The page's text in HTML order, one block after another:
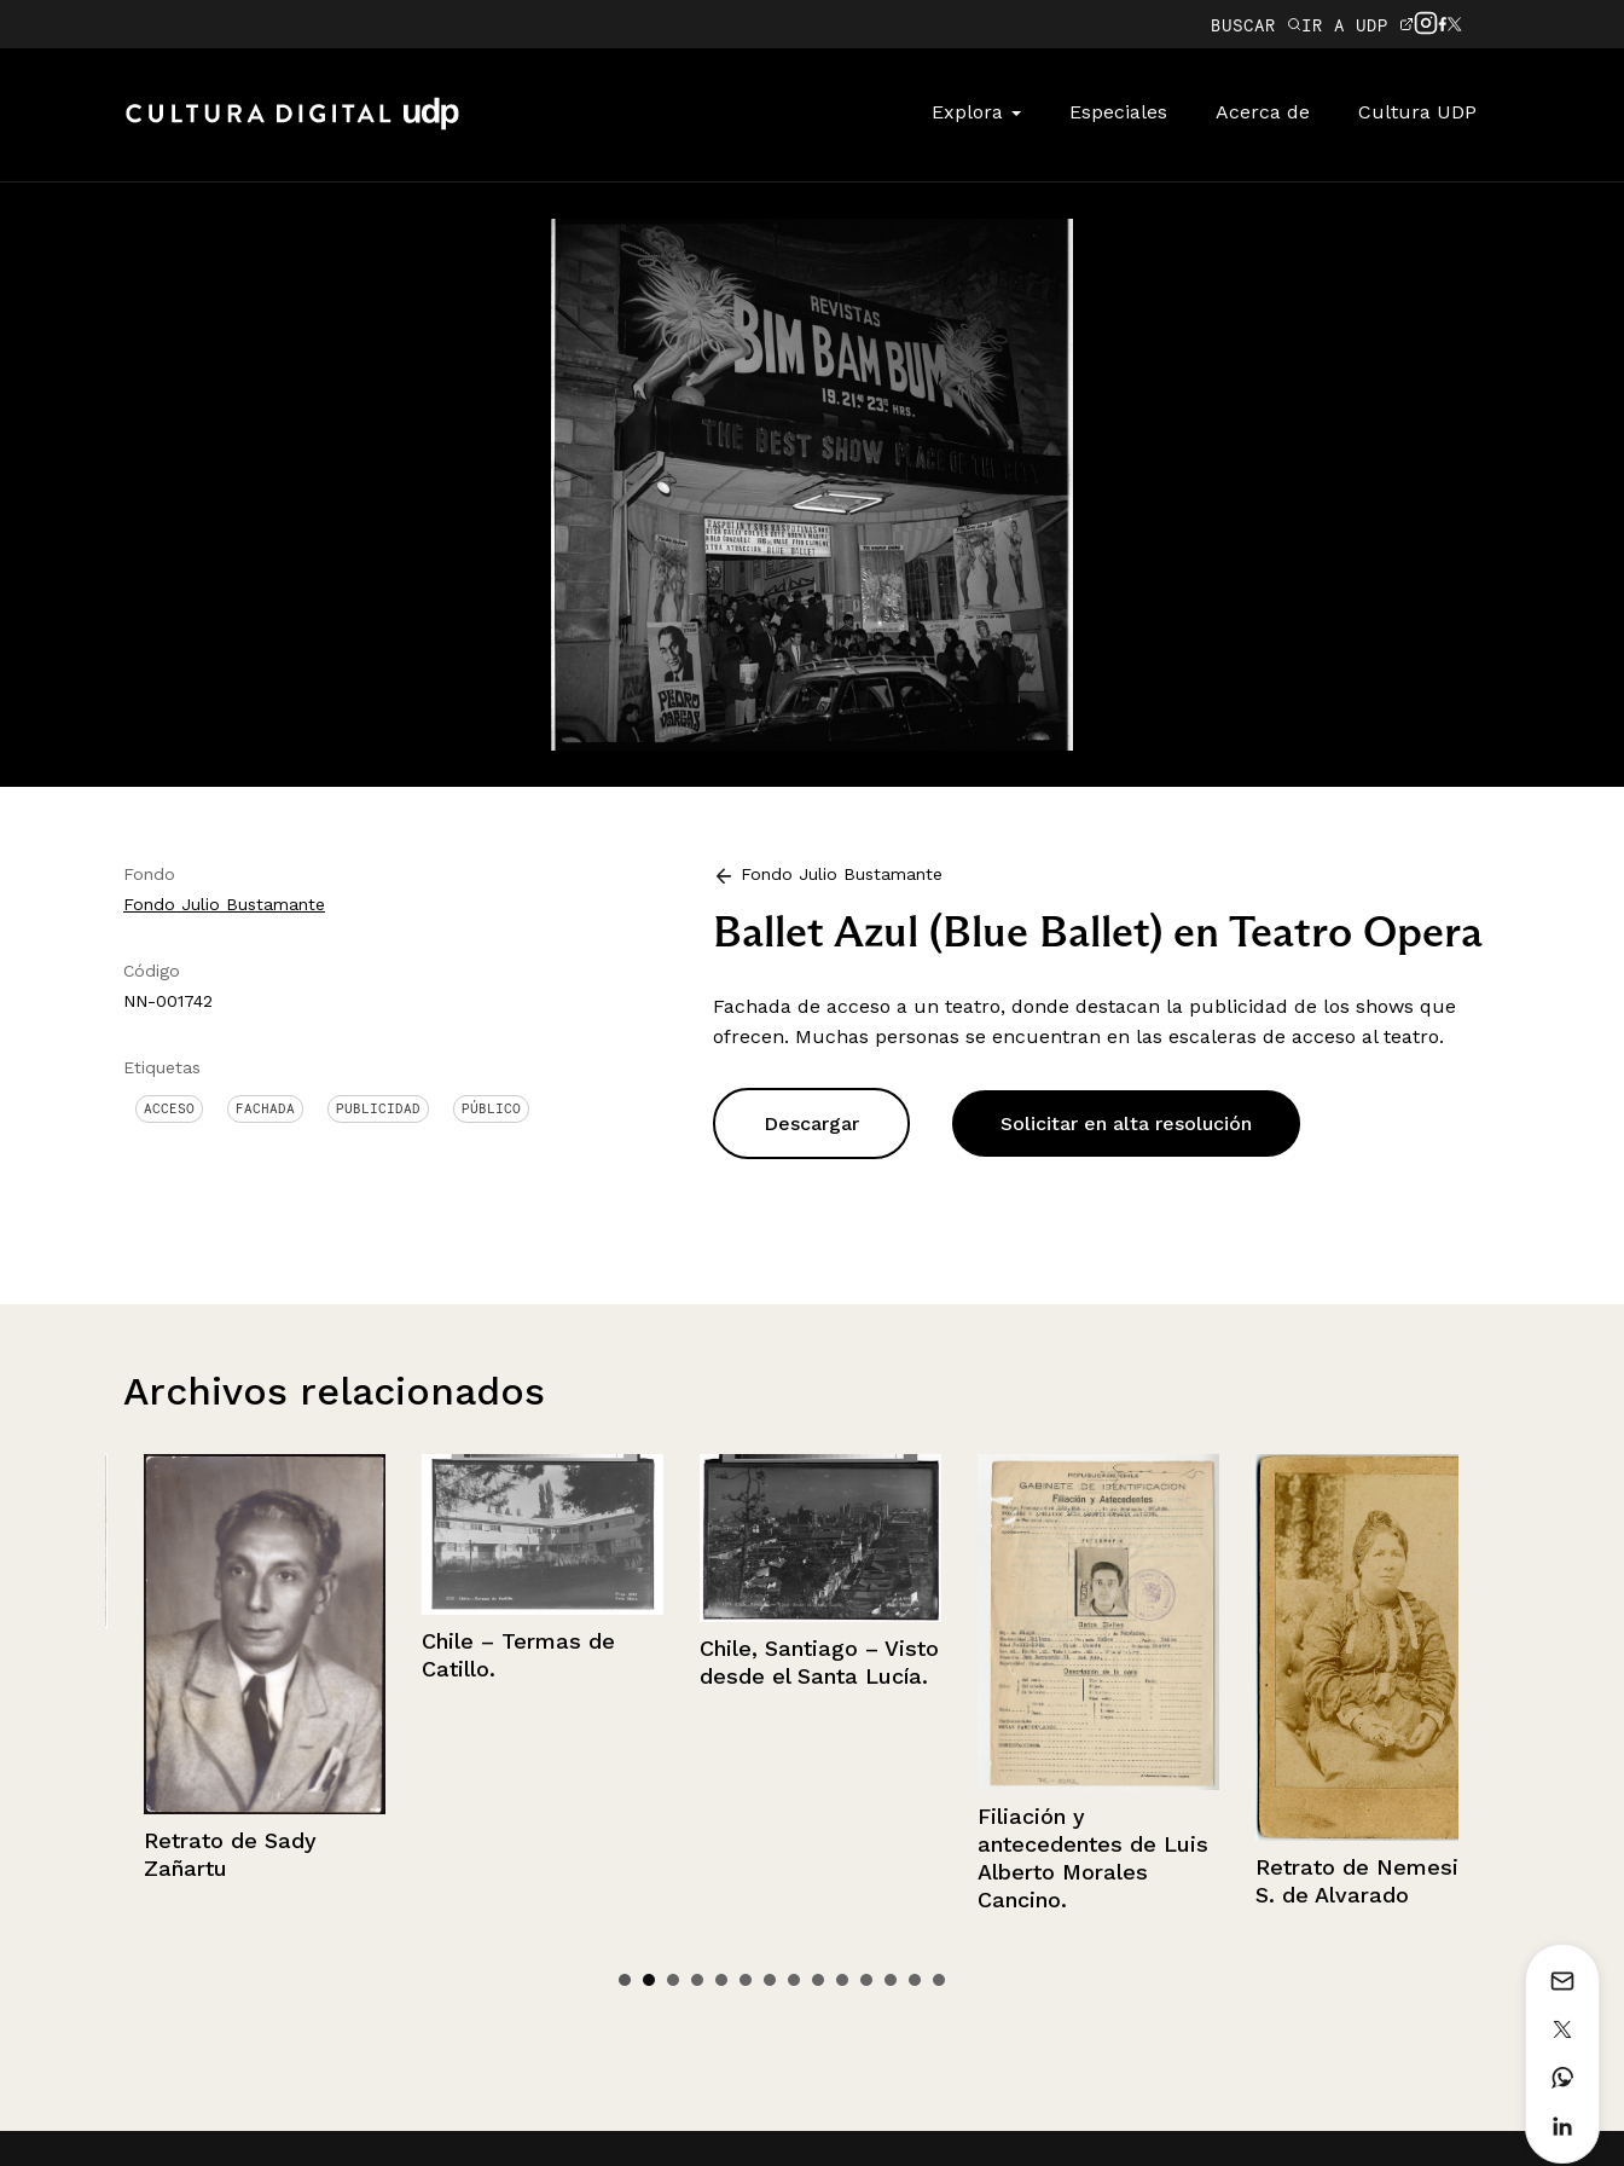
BUSCAR IR A UDP
Explora Especiales Acerca de Cultura UDP
Fondo
Fondo Julio Bustamante
Código
NN-001742
Etiquetas
ACCESO FACHADA PUBLICIDAD PÚBLICO
Fondo Julio Bustamante
Ballet Azul (Blue Ballet) en Teatro Opera
Fachada de acceso a un teatro, donde destacan la publicidad de los shows que
ofrecen. Muchas personas se encuentran en las escaleras de acceso al teatro.
Descargar Solicitar en alta resolución
Archivos relacionados
Retrato de Sady
Zañartu
Chile – Termas de
Catillo.
Chile, Santiago – Visto
desde el Santa Lucía.
Filiación y
antecedentes de Luis
Alberto Morales
Cancino.
Retrato de Nemesia
S. de Alvarado